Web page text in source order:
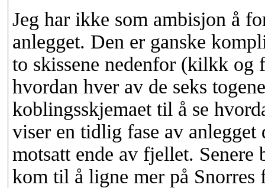
Jeg har ikke som ambisjon å
anlegget. Den er ganske
to skissene nedenfor (kilkk og
hvordan hver av de seks
koblingsskjemaet til å se
viser en tidlig fase av anlegget
motsatt ende av fjellet.
kom til å ligne mer på Snorres